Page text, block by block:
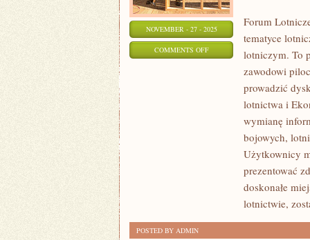
NOVEMBER - 27 - 2025
COMMENTS OFFON
PRAKTYCZNY
SAMOLOTY
REKORDOWE
Forum
tematyce
lotniczym. To
zawodowi
prowadzić
lotnictwa i
wymianę
bojowych,
Użytkownicy
prezentować
doskonałe
lotnictwie,
POSTED BY ADMIN